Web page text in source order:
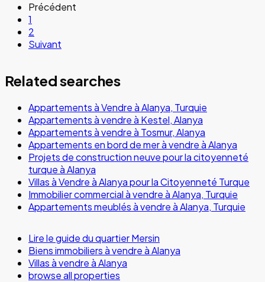
Précédent
1
2
Suivant
Related searches
Appartements à Vendre à Alanya, Turquie
Appartements à vendre à Kestel, Alanya
Appartements à vendre à Tosmur, Alanya
Appartements en bord de mer à vendre à Alanya
Projets de construction neuve pour la citoyenneté
turque à Alanya
Villas à Vendre à Alanya pour la Citoyenneté Turque
Immobilier commercial à vendre à Alanya, Turquie
Appartements meublés à vendre à Alanya, Turquie
Lire le guide du quartier Mersin
Biens immobiliers à vendre à Alanya
Villas à vendre à Alanya
browse all properties